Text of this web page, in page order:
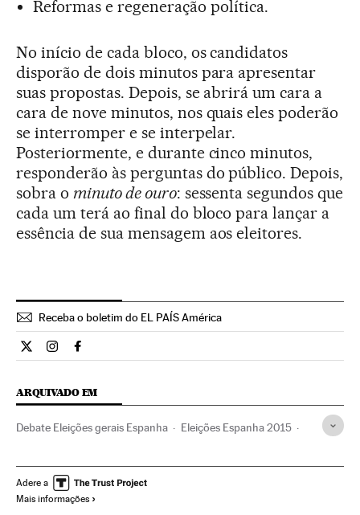
Reformas e regeneração política.
No início de cada bloco, os candidatos
disporão de dois minutos para apresentar
suas propostas. Depois, se abrirá um cara a
cara de nove minutos, nos quais eles poderão
se interromper e se interpelar.
Posteriormente, e durante cinco minutos,
responderão às perguntas do público. Depois,
sobra o minuto de ouro: sessenta segundos que
cada um terá ao final do bloco para lançar a
essência de sua mensagem aos eleitores.
Receba o boletim do EL PAÍS América
Internacional El País Brasil en Twitter
Internacional El País Brasil en Instagram
Internacional El País Brasil en Facebook
ARQUIVADO EM
Debate Eleições gerais Espanha Eleições Espanha 2015
Debates Eleitorais Candidaturas políticas
Pré-campanha eleitoral
Adere a
Mais informações